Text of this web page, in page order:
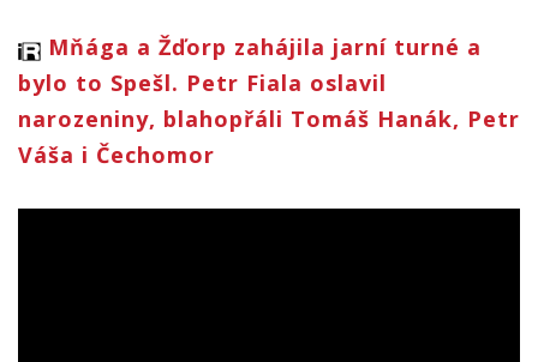
Mňága a Žďorp zahájila jarní turné a
bylo to Spešl. Petr Fiala oslavil
narozeniny, blahopřáli Tomáš Hanák, Petr
Váša i Čechomor